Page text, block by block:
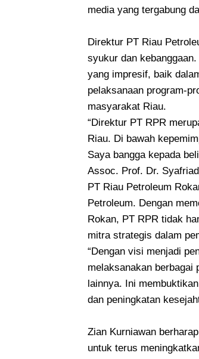
media yang tergabung
Direktur PT Riau
syukur dan
yang impresif, baik
pelaksanaan program-
masyarakat Riau.
“Direktur PT RPR
Riau. Di bawah
Saya bangga kepada
Assoc. Prof. Dr.
PT Riau Petroleum
Petroleum. Dengan
Rokan, PT RPR tidak
mitra strategis dalam
“Dengan visi menjadi
melaksanakan berbagai
lainnya. Ini
dan peningkatan
Zian Kurniawan
untuk terus